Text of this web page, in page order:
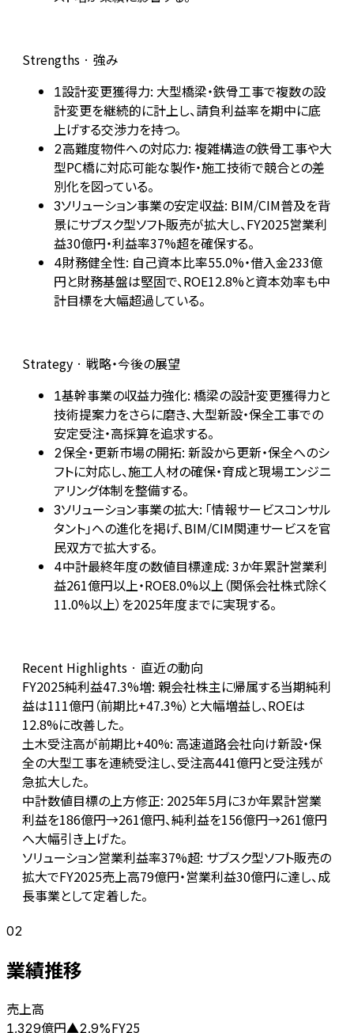
Strengths · 強み
1設計変更獲得力: 大型橋梁・鉄骨工事で複数の設
計変更を継続的に計上し、請負利益率を期中に底
上げする交渉力を持つ。
2高難度物件への対応力: 複雑構造の鉄骨工事や大
型PC橋に対応可能な製作・施工技術で競合との差
別化を図っている。
3ソリューション事業の安定収益: BIM/CIM普及を背
景にサブスク型ソフト販売が拡大し、FY2025営業利
益30億円・利益率37%超を確保する。
4財務健全性: 自己資本比率55.0%・借入金233億
円と財務基盤は堅固で、ROE12.8%と資本効率も中
計目標を大幅超過している。
Strategy · 戦略・今後の展望
1基幹事業の収益力強化: 橋梁の設計変更獲得力と
技術提案力をさらに磨き、大型新設・保全工事での
安定受注・高採算を追求する。
2保全・更新市場の開拓: 新設から更新・保全へのシ
フトに対応し、施工人材の確保・育成と現場エンジニ
アリング体制を整備する。
3ソリューション事業の拡大: 「情報サービスコンサル
タント」への進化を掲げ、BIM/CIM関連サービスを官
民双方で拡大する。
4中計最終年度の数値目標達成: 3か年累計営業利
益261億円以上・ROE8.0%以上（関係会社株式除く
11.0%以上）を2025年度までに実現する。
Recent Highlights · 直近の動向
FY2025純利益47.3%増: 親会社株主に帰属する当期純利
益は111億円（前期比+47.3%）と大幅増益し、ROEは
12.8%に改善した。
土木受注高が前期比+40%: 高速道路会社向け新設・保
全の大型工事を連続受注し、受注高441億円と受注残が
急拡大した。
中計数値目標の上方修正: 2025年5月に3か年累計営業
利益を186億円→261億円、純利益を156億円→261億円
へ大幅引き上げた。
ソリューション営業利益率37%超: サブスク型ソフト販売の
拡大でFY2025売上高79億円・営業利益30億円に達し、成
長事業として定着した。
02
業績推移
売上高
1,329億円▲2.9%FY25